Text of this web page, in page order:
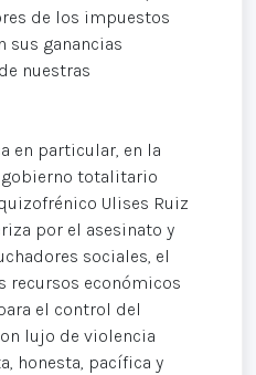
de los impuestos
sus ganancias
nuestras
en particular, en la
totalitario
Ulises Ruiz
por el asesinato y
sociales, el
recursos económicos
el control del
lujo de violencia
honesta, pacífica y